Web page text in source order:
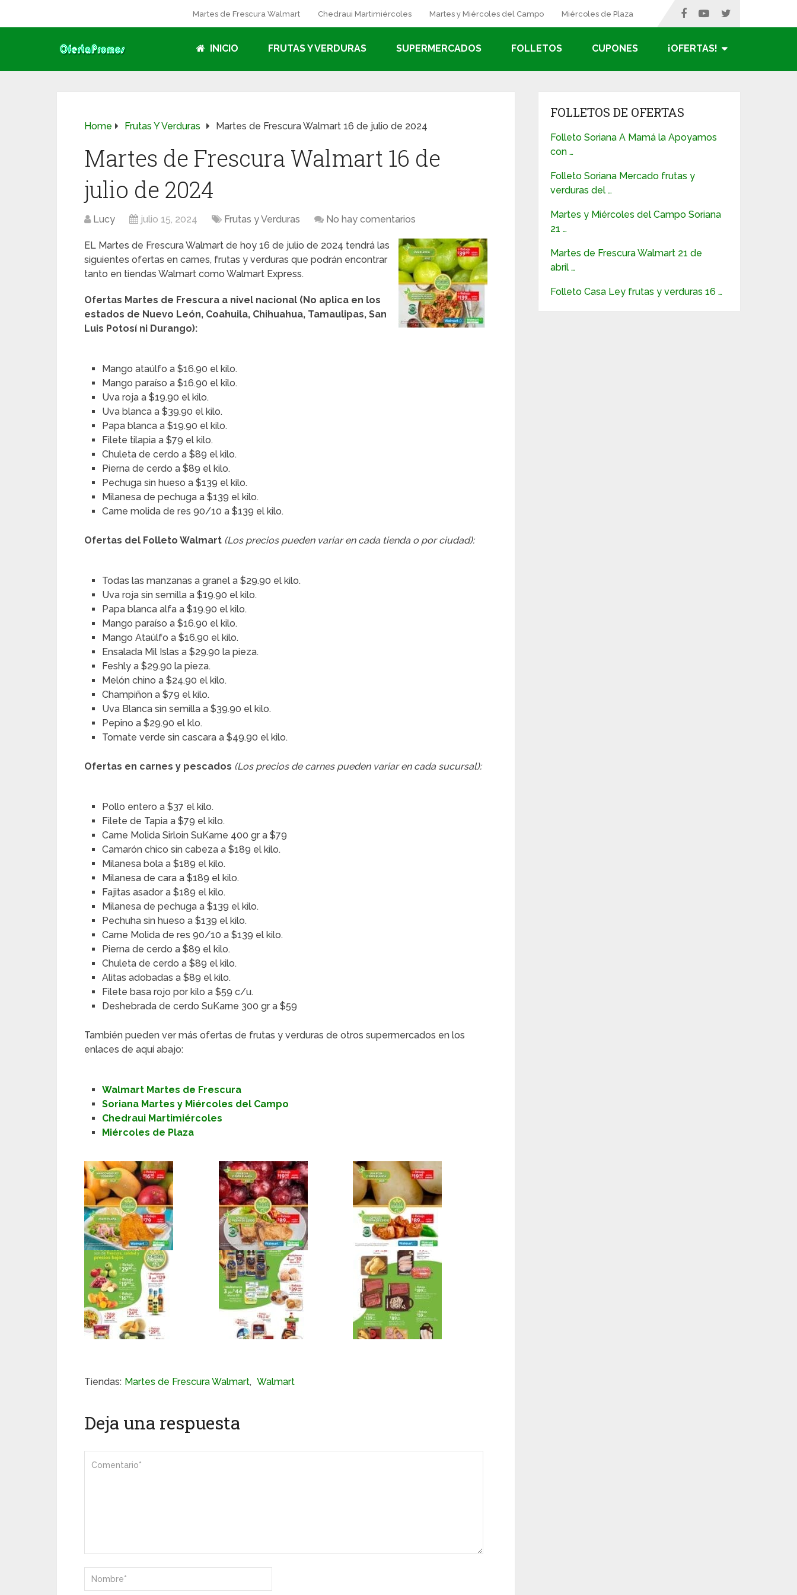
Martes de Frescura Walmart Chedraui Martimiércoles Martes y Miércoles del Campo Miércoles de Plaza
INICIO FRUTAS Y VERDURAS SUPERMERCADOS FOLLETOS CUPONES ¡OFERTAS!
Home Frutas Y Verduras Martes de Frescura Walmart 16 de julio de 2024
Martes de Frescura Walmart 16 de
julio de 2024
Lucy julio 15, 2024 Frutas y Verduras No hay comentarios
EL Martes de Frescura Walmart de hoy 16 de julio de 2024 tendrá las
siguientes ofertas en carnes, frutas y verduras que podrán encontrar
tanto en tiendas Walmart como Walmart Express.
Ofertas Martes de Frescura a nivel nacional (No aplica en los
estados de Nuevo León, Coahuila, Chihuahua, Tamaulipas, San
Luis Potosí ni Durango):
Mango ataúlfo a $16.90 el kilo.
Mango paraíso a $16.90 el kilo.
Uva roja a $19.90 el kilo.
Uva blanca a $39.90 el kilo.
Papa blanca a $19.90 el kilo.
Filete tilapia a $79 el kilo.
Chuleta de cerdo a $89 el kilo.
Pierna de cerdo a $89 el kilo.
Pechuga sin hueso a $139 el kilo.
Milanesa de pechuga a $139 el kilo.
Carne molida de res 90/10 a $139 el kilo.
Ofertas del Folleto Walmart (Los precios pueden variar en cada tienda o por ciudad):
Todas las manzanas a granel a $29.90 el kilo.
Uva roja sin semilla a $19.90 el kilo.
Papa blanca alfa a $19.90 el kilo.
Mango paraíso a $16.90 el kilo.
Mango Ataúlfo a $16.90 el kilo.
Ensalada Mil Islas a $29.90 la pieza.
Feshly a $29.90 la pieza.
Melón chino a $24.90 el kilo.
Champiñon a $79 el kilo.
Uva Blanca sin semilla a $39.90 el kilo.
Pepino a $29.90 el klo.
Tomate verde sin cascara a $49.90 el kilo.
Ofertas en carnes y pescados (Los precios de carnes pueden variar en cada sucursal):
Pollo entero a $37 el kilo.
Filete de Tapia a $79 el kilo.
Carne Molida Sirloin SuKarne 400 gr a $79
Camarón chico sin cabeza a $189 el kilo.
Milanesa bola a $189 el kilo.
Milanesa de cara a $189 el kilo.
Fajitas asador a $189 el kilo.
Milanesa de pechuga a $139 el kilo.
Pechuha sin hueso a $139 el kilo.
Carne Molida de res 90/10 a $139 el kilo.
Pierna de cerdo a $89 el kilo.
Chuleta de cerdo a $89 el kilo.
Alitas adobadas a $89 el kilo.
Filete basa rojo por kilo a $59 c/u.
Deshebrada de cerdo SuKarne 300 gr a $59
También pueden ver más ofertas de frutas y verduras de otros supermercados en los
enlaces de aquí abajo:
Walmart Martes de Frescura
Soriana Martes y Miércoles del Campo
Chedraui Martimiércoles
Miércoles de Plaza
Tiendas: Martes de Frescura Walmart, Walmart
Deja una respuesta
FOLLETOS DE OFERTAS
Folleto Soriana A Mamá la Apoyamos
con …
Folleto Soriana Mercado frutas y
verduras del …
Martes y Miércoles del Campo Soriana
21 …
Martes de Frescura Walmart 21 de
abril …
Folleto Casa Ley frutas y verduras 16 …